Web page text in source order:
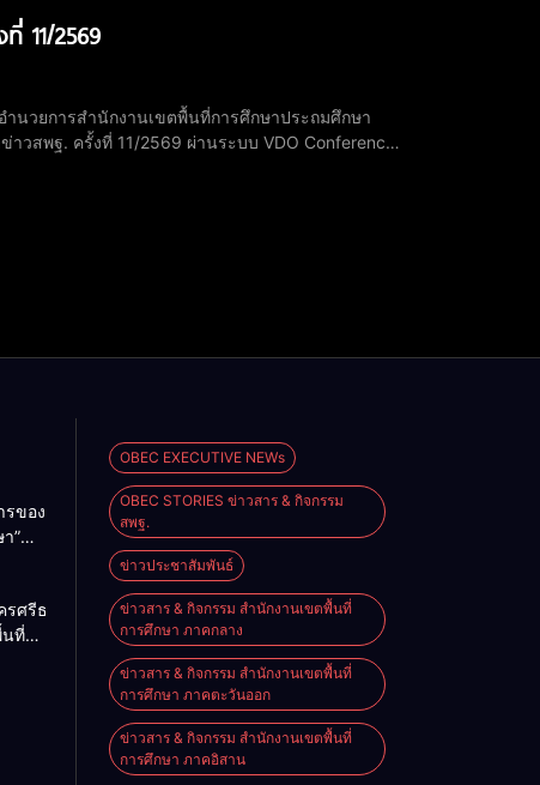
11/2569
นวยการสำนักงานเขตพื้นที่การศึกษาประถมศึกษา
วสพฐ. ครั้งที่ 11/2569 ผ่านระบบ VDO Conference
รของ
”
ศรีธรรมราช
นที่
OBEC EXECUTIVE NEWs
OBEC STORIES ข่าวสาร & กิจกรรม
สพฐ.
ข่าวประชาสัมพันธ์
ข่าวสาร & กิจกรรม สำนักงานเขตพื้นที่
การศึกษา ภาคกลาง
ข่าวสาร & กิจกรรม สำนักงานเขตพื้นที่
การศึกษา ภาคตะวันออก
ข่าวสาร & กิจกรรม สำนักงานเขตพื้นที่
การศึกษา ภาคอิสาน